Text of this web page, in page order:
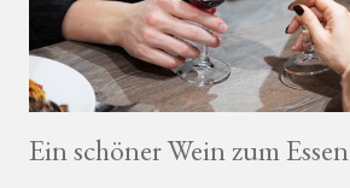
Ein schöner Wein zum Essen